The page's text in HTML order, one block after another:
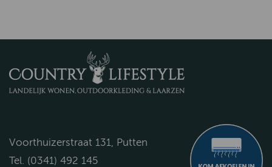
Voorthuizerstraat 131, Putten
Tel. (0341) 492 145